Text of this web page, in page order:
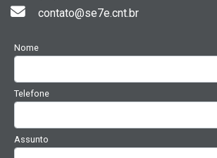
contato@se7e.cnt.br
Nome
Telefone
Assunto